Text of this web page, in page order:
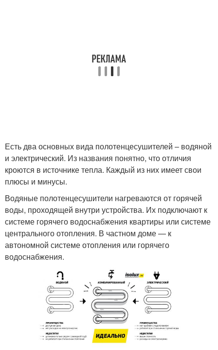
Есть два основных вида полотенцесушителей – водяной
и электрический. Из названия понятно, что отличия
кроются в источнике тепла. Каждый из них имеет свои
плюсы и минусы.
Водяные полотенцесушители нагреваются от горячей
воды, проходящей внутри устройства. Их подключают к
системе горячего водоснабжения квартиры или системе
центрального отопления. В частном доме — к
автономной системе отопления или горячего
водоснабжения.